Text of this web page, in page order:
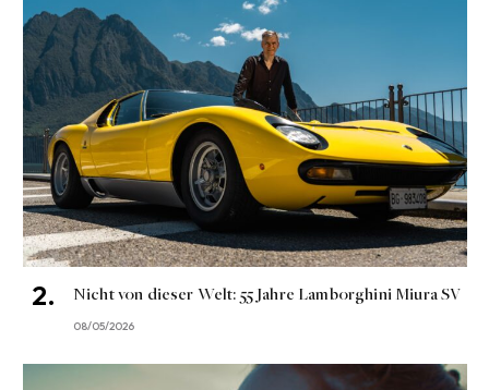
Nicht von dieser Welt: 55 Jahre Lamborghini Miura SV
08/05/2026